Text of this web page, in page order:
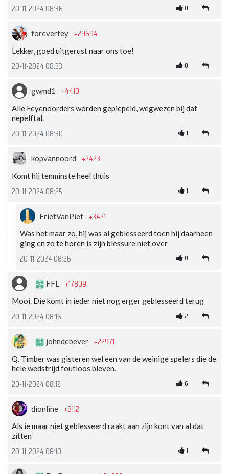
20-11-2024 08:36 0
foreverfey +29694
Lekker, goed uitgerust naar ons toe!
20-11-2024 08:33 0
gwmd1 +4410
Alle Feyenoorders worden gepiepeld, wegwezen bij dat
nepelftal.
20-11-2024 08:30 1
kopvannoord +2423
Komt hij tenminste heel thuis
20-11-2024 08:25 1
FrietVanPiet +3421
Was het maar zo, hij was al geblesseerd toen hij daarheen
ging en zo te horen is zijn blessure niet over
20-11-2024 08:26 0
FFL +17809
Mooi. Die komt in ieder niet nog erger geblesseerd terug
20-11-2024 08:16 2
johndebever +22971
Q. Timber was gisteren wel een van de weinige spelers die de
hele wedstrijd foutloos bleven.
20-11-2024 08:12 6
dionline +8112
Als ie maar niet geblesseerd raakt aan zijn kont van al dat
zitten
20-11-2024 08:10 1